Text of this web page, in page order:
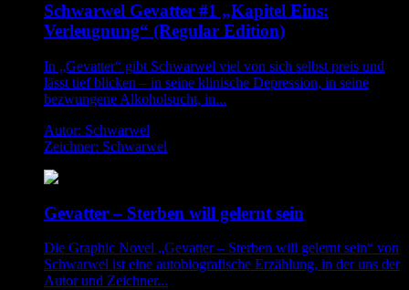
Schwarwel Gevatter #1 „Kapitel Eins:
Verleugnung“ (Regular Edition)
In „Gevatter“ gibt Schwarwel viel von sich selbst preis und
lässt tief blicken – in seine klinische Depression, in seine
bezwungene Alkoholsucht, in...
Autor: Schwarwel
Zeichner: Schwarwel
Gevatter – Sterben will gelernt sein
Die Graphic Novel „Gevatter – Sterben will gelernt sein“ von
Schwarwel ist eine autobiografische Erzählung, in der uns der
Autor und Zeichner...